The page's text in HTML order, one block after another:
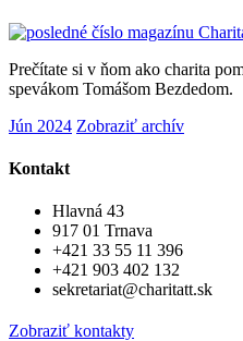
Prečítate si v ňom ako charita
spevákom Tomášom Bezdedom.
Jún 2024 Zobraziť archív
Kontakt
Hlavná 43
917 01 Trnava
+421 33 55 11 396
+421 903 402 132
sekretariat@charitatt.sk
Zobraziť kontakty